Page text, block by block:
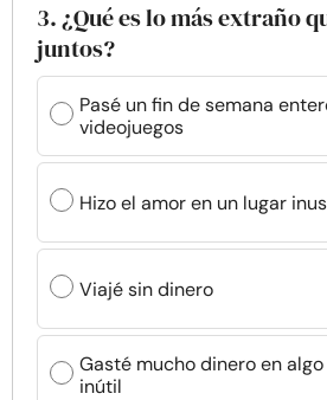
3. ¿Qué es lo más extraño
juntos?
Pasé un fin de semana
videojuegos
Hizo el amor en un lugar
Viajé sin dinero
Gasté mucho dinero en
inútil